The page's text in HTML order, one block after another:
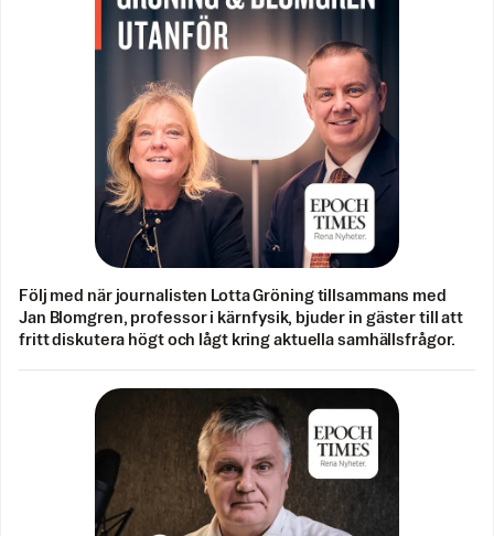
Följ med när journalisten Lotta Gröning tillsammans med
Jan Blomgren, professor i kärnfysik, bjuder in gäster till att
fritt diskutera högt och lågt kring aktuella samhällsfrågor.